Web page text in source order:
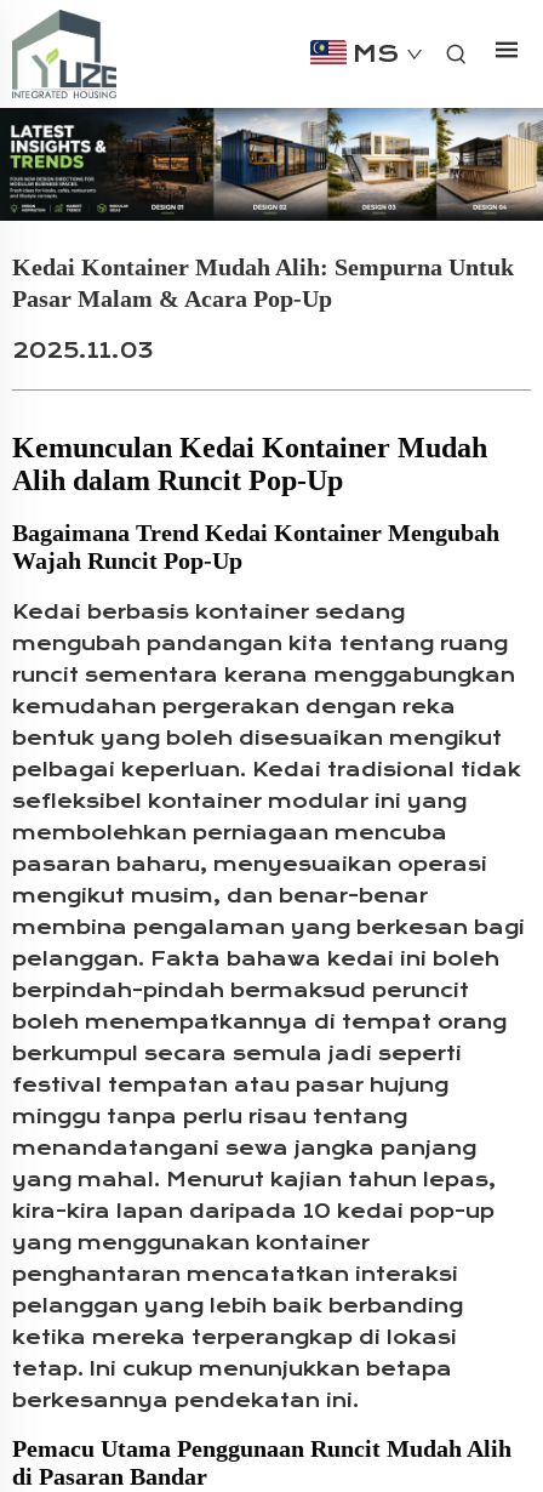
MS
Kedai Kontainer Mudah Alih: Sempurna Untuk
Pasar Malam & Acara Pop-Up
2025.11.03
Kemunculan Kedai Kontainer Mudah
Alih dalam Runcit Pop-Up
Bagaimana Trend Kedai Kontainer Mengubah
Wajah Runcit Pop-Up
Kedai berbasis kontainer sedang
mengubah pandangan kita tentang ruang
runcit sementara kerana menggabungkan
kemudahan pergerakan dengan reka
bentuk yang boleh disesuaikan mengikut
pelbagai keperluan. Kedai tradisional tidak
sefleksibel kontainer modular ini yang
membolehkan perniagaan mencuba
pasaran baharu, menyesuaikan operasi
mengikut musim, dan benar-benar
membina pengalaman yang berkesan bagi
pelanggan. Fakta bahawa kedai ini boleh
berpindah-pindah bermaksud peruncit
boleh menempatkannya di tempat orang
berkumpul secara semula jadi seperti
festival tempatan atau pasar hujung
minggu tanpa perlu risau tentang
menandatangani sewa jangka panjang
yang mahal. Menurut kajian tahun lepas,
kira-kira lapan daripada 10 kedai pop-up
yang menggunakan kontainer
penghantaran mencatatkan interaksi
pelanggan yang lebih baik berbanding
ketika mereka terperangkap di lokasi
tetap. Ini cukup menunjukkan betapa
berkesannya pendekatan ini.
Pemacu Utama Penggunaan Runcit Mudah Alih
di Pasaran Bandar